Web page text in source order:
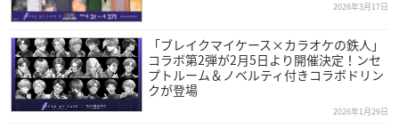
2026年3月17日
「ブレイクマイケース×カラオケの鉄人」
コラボ第2弾が2月5日より開催決定！ンセ
プトルーム＆ノベルティ付きコラボドリン
クが登場
2026年1月29日